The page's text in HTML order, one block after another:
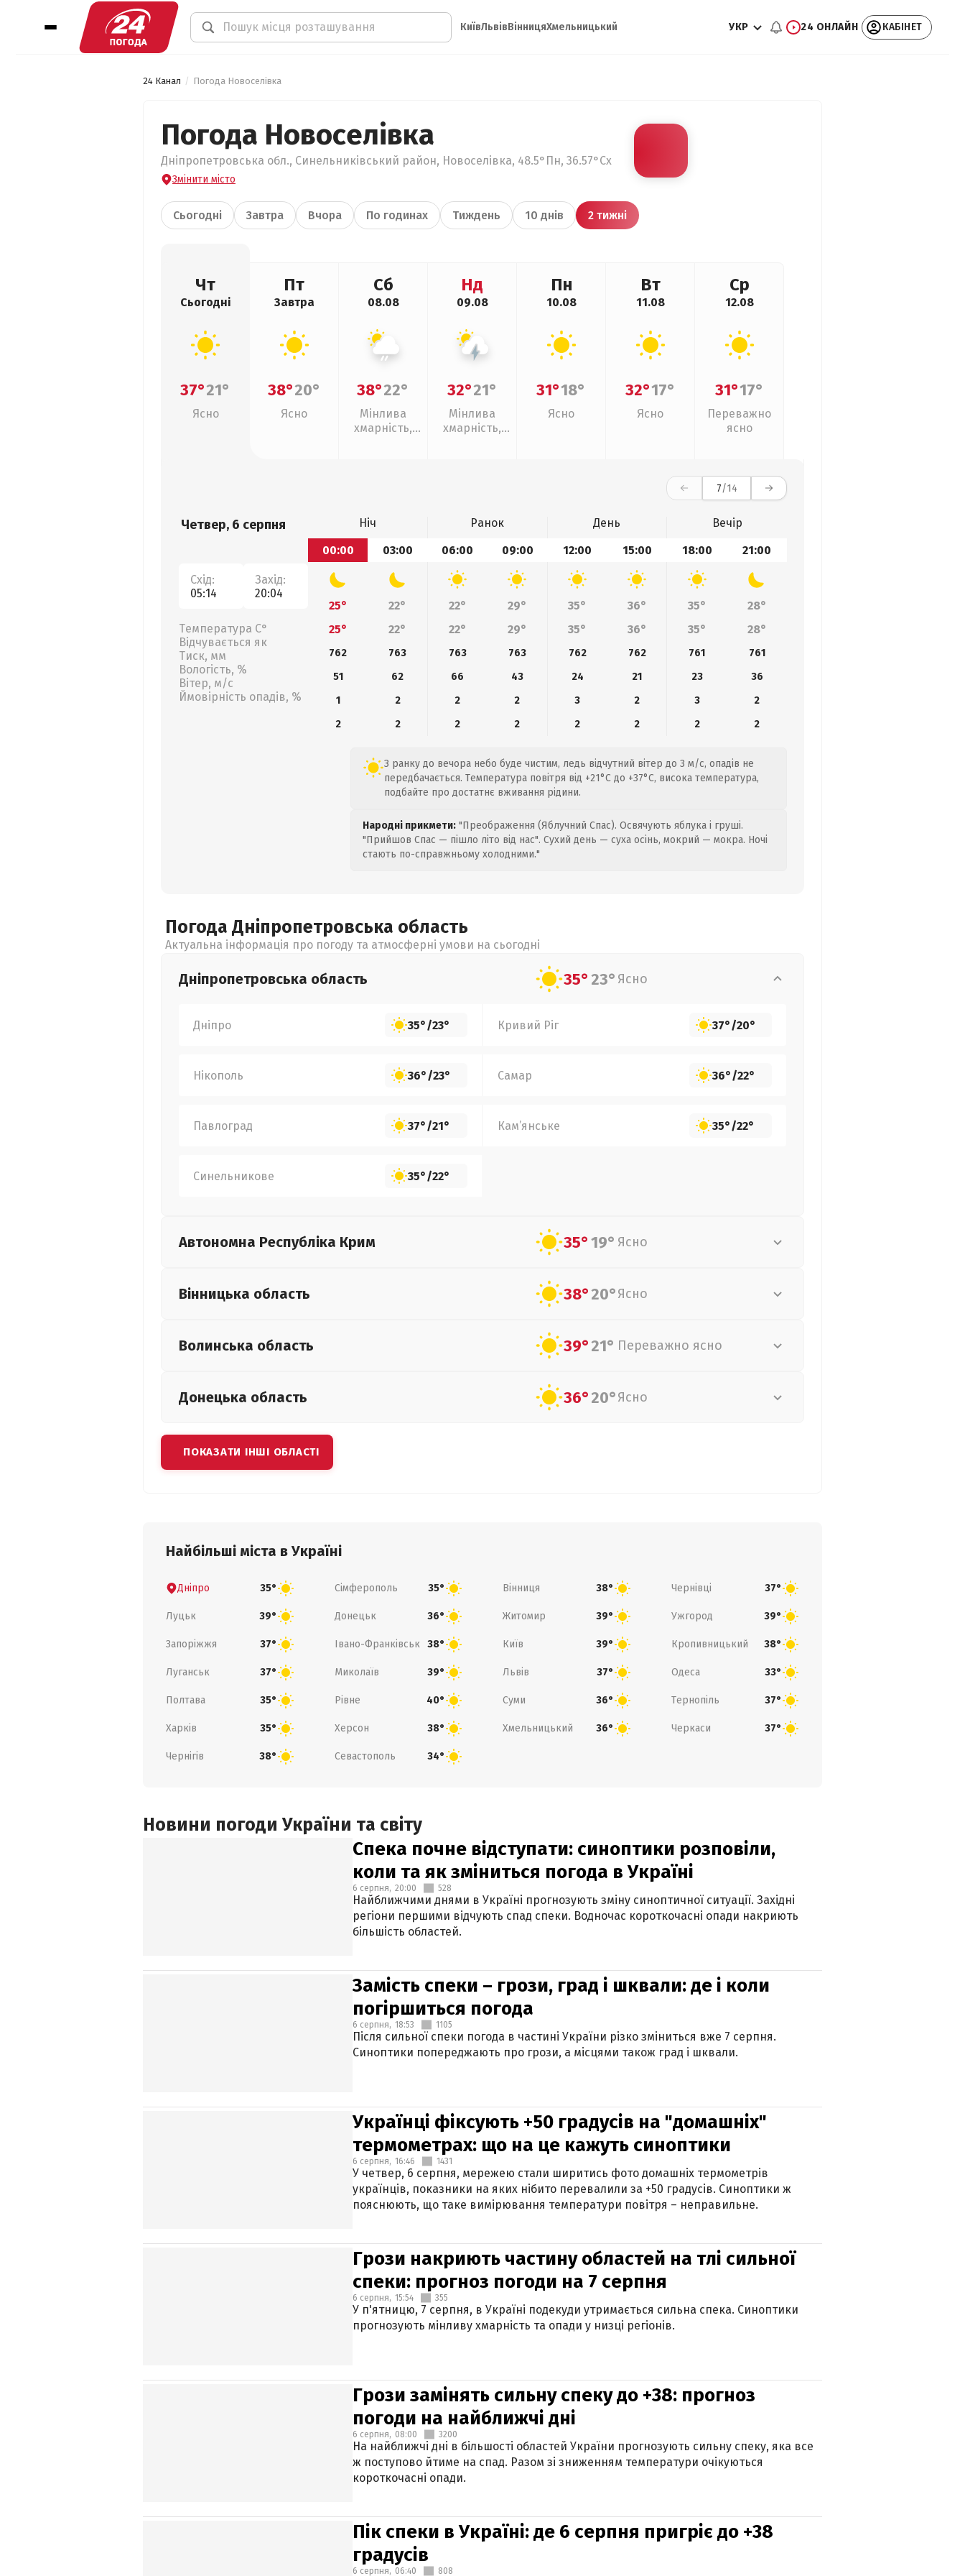
КиївЛьвівВінницяХмельницький УКР 24 ОНЛАЙН КАБІНЕТ
24 Канал Погода Новоселівка
Погода Новоселівка
Дніпропетровська обл., Синельниківський район, Новоселівка, 48.5°Пн, 36.57°Сх
Змінити місто
Сьогодні Завтра Вчора По годинах Тиждень 10 днів 2 тижні
Чт
Сьогодні
37°21°
Ясно
Пт
Завтра
38°20°
Ясно
Сб
08.08
38°22°
Мінлива
хмарність,
Нд
09.08
32°21°
Мінлива
хмарність,
Пн
10.08
31°18°
Ясно
Вт
11.08
32°17°
Ясно
Ср
12.08
31°17°
Переважно
ясно
7/14
Четвер, 6 серпня
Схід:
05:14
Захід:
20:04
Температура С°
Відчувається як
Тиск, мм
Вологість, %
Вітер, м/с
Ймовірність опадів, %
Ніч Ранок День
Вечір
00:00
03:00 06:00 09:00 12:00 15:00 18:00 21:00
25° 22° 22° 29° 35° 36° 35°
28°
25°
22° 22° 29° 35° 36° 35° 28°
762 763 763 763 762 762 761
761
51
62 66 43 24 21 23
36
1
2 2 2 3 2 3
2
2
2 2 2 2 2 2 2
З ранку до вечора небо буде чистим, ледь відчутний вітер до 3 м/с, опадів не
передбачається. Температура повітря від +21°C до +37°C, висока температура,
подбайте про достатнє вживання рідини.
Народні прикмети: "Преображення (Яблучний Спас). Освячують яблука і груші.
"Прийшов Спас — пішло літо від нас". Сухий день — суха осінь, мокрий — мокра. Ночі
стають по-справжньому холодними."
Погода Дніпропетровська область
Актуальна інформація про погоду та атмосферні умови на сьогодні
Дніпропетровська область 35°23° Ясно
Дніпро 35°/23° Кривий Ріг 37°/20°
Нікополь 36°/23° Самар 36°/22°
Павлоград 37°/21° Кам’янське 35°/22°
Синельникове 35°/22°
Автономна Республіка Крим 35°19° Ясно
Вінницька область 38°20°Ясно
Волинська область 39°21° Переважно ясно
Донецька область 36°20°Ясно
ПОКАЗАТИ ІНШІ ОБЛАСТІ
Найбільші міста в Україні
Дніпро 35° Сімферополь 35° Вінниця 38° Чернівці 37°
Луцьк 39° Донецьк 36° Житомир 39° Ужгород 39°
Запоріжжя 37° Івано-Франківськ 38° Київ 39° Кропивницький 38°
Луганськ 37° Миколаїв 39° Львів 37° Одеса 33°
Полтава 35° Рівне 40° Суми 36° Тернопіль 37°
Харків 35° Херсон 38° Хмельницький 36° Черкаси 37°
Чернігів 38° Севастополь 34°
Новини погоди України та світу
Спека почне відступати: синоптики розповіли,
коли та як зміниться погода в Україні
6 серпня, 20:00 528
Найближчими днями в Україні прогнозують зміну синоптичної ситуації. Західні
регіони першими відчують спад спеки. Водночас короткочасні опади накриють
більшість областей.
Замість спеки – грози, град і шквали: де і коли
погіршиться погода
6 серпня, 18:53 1105
Після сильної спеки погода в частині України різко зміниться вже 7 серпня.
Синоптики попереджають про грози, а місцями також град і шквали.
Українці фіксують +50 градусів на "домашніх"
термометрах: що на це кажуть синоптики
6 серпня, 16:46 1431
У четвер, 6 серпня, мережею стали ширитись фото домашніх термометрів
українців, показники на яких нібито перевалили за +50 градусів. Синоптики ж
пояснюють, що таке вимірювання температури повітря – неправильне.
Грози накриють частину областей на тлі сильної
спеки: прогноз погоди на 7 серпня
6 серпня, 15:54 355
У п'ятницю, 7 серпня, в Україні подекуди утримається сильна спека. Синоптики
прогнозують мінливу хмарність та опади у низці регіонів.
Грози замінять сильну спеку до +38: прогноз
погоди на найближчі дні
6 серпня, 08:00 3200
На найближчі дні в більшості областей України прогнозують сильну спеку, яка все
ж поступово йтиме на спад. Разом зі зниженням температури очікуються
короткочасні опади.
Пік спеки в Україні: де 6 серпня пригріє до +38
градусів
6 серпня, 06:40 808